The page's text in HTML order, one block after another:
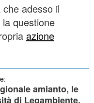
adesso il
questione
azione
amianto, le
di Legambiente,